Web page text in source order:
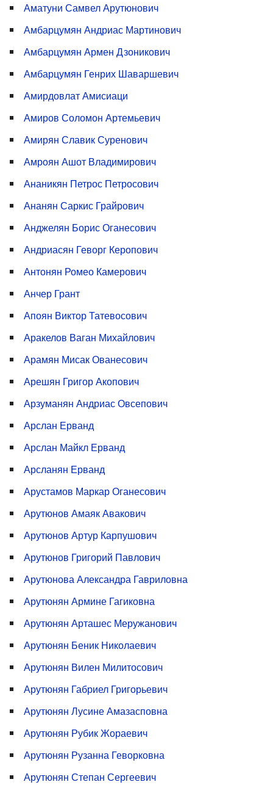
Аматуни Самвел Арутюнович
Амбарцумян Андриас Мартинович
Амбарцумян Армен Дзоникович
Амбарцумян Генрих Шаваршевич
Амирдовлат Амисиаци
Амиров Соломон Артемьевич
Амирян Славик Суренович
Амроян Ашот Владимирович
Ананикян Петрос Петросович
Ананян Саркис Грайрович
Анджелян Борис Оганесович
Андриасян Геворг Керопович
Антонян Ромео Камерович
Анчер Грант
Апоян Виктор Татевосович
Аракелов Ваган Михайлович
Арамян Мисак Ованесович
Арешян Григор Акопович
Арзуманян Андриас Овсепович
Арслан Ерванд
Арслан Майкл Ерванд
Арсланян Ерванд
Арустамов Маркар Оганесович
Арутюнов Амаяк Авакович
Арутюнов Артур Карпушович
Арутюнов Григорий Павлович
Арутюнова Александра Гавриловна
Арутюнян Армине Гагиковна
Арутюнян Арташес Меружанович
Арутюнян Беник Николаевич
Арутюнян Вилен Милитосович
Арутюнян Габриел Григорьевич
Арутюнян Лусине Амазасповна
Арутюнян Рубик Жораевич
Арутюнян Рузанна Геворковна
Арутюнян Степан Сергеевич